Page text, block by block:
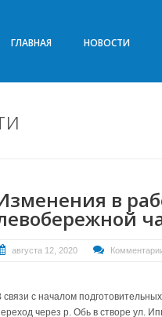
ГЛАВНАЯ НОВОСТИ
в
августа 12, 2020
связи с началом
через р. Обь в створе ул.